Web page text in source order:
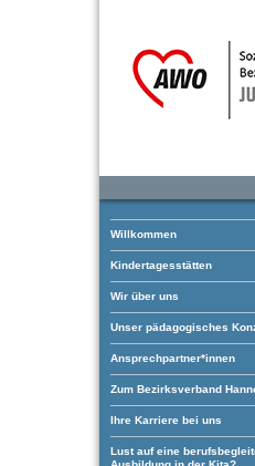
Willkommen
Kindertagesstätten
Wir über uns
Unser pädagogisches
Ansprechpartner*innen
Zum Bezirksverband
Ihre Karriere bei uns
Lust auf eine